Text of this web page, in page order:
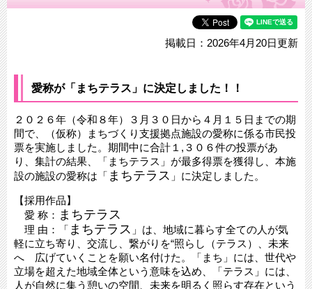
掲載日：2026年4月20日更新
愛称が「まちテラス」に決定しました！！
２０２６年（令和８年）３月３０日から４月１５日までの期
間で、（仮称）まちづくり支援拠点施設の愛称に係る市民投
票を実施しました。期間中に合計１,３０６件の投票があ
り、集計の結果、「まちテラス」が最多得票を獲得し、本施
設の施設の愛称は「 まちテラス 」に決定しました。
【採用作品】
愛 称： まちテラス
理 由：「 まちテラス 」は、地域に暮らす全ての人が気
軽に立ち寄り、交流し、繋がりを“照らし（テラス）、未来
へ 広げていくことを願い名付けた。「まち」には、世代や
立場を超えた地域全体という意味を込め、「テラス」には、
人が自然に集う憩いの空間、未来を明るく照らす存在という